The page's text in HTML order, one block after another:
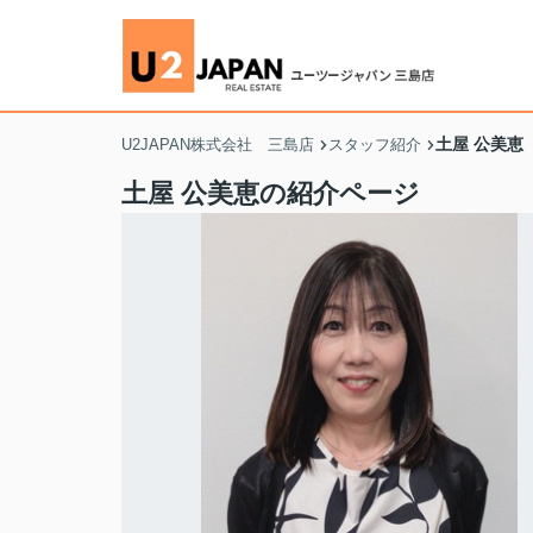
U2JAPAN株式会社 三島店 スタッフ紹介 土屋 公美恵
土屋 公美恵の紹介ページ